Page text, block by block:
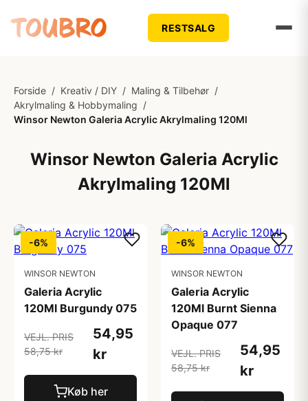
RESTSALG
Forside / Kreativ / DIY / Maling & Tilbehør /
Akrylmaling & Hobbymaling /
Winsor Newton Galeria Acrylic Akrylmaling 120Ml
Winsor Newton Galeria Acrylic
Akrylmaling 120Ml
-6%
WINSOR NEWTON
Galeria Acrylic
120Ml Burgundy 075
VEJL. PRIS
58,75 kr
54,95
kr
Køb her
-6%
WINSOR NEWTON
Galeria Acrylic
120Ml Burnt Sienna
Opaque 077
VEJL. PRIS
58,75 kr
54,95
kr